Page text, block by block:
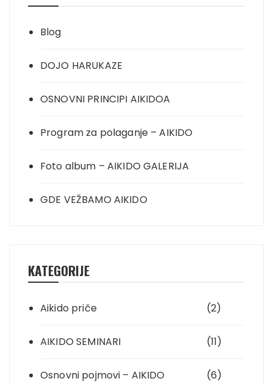
Blog
DOJO HARUKAZE
OSNOVNI PRINCIPI AIKIDOA
Program za polaganje – AIKIDO
Foto album – AIKIDO GALERIJA
GDE VEŽBAMO AIKIDO
KATEGORIJE
Aikido priče (2)
AIKIDO SEMINARI (11)
Osnovni pojmovi – AIKIDO (6)